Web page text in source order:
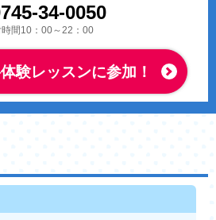
34-0050
時間10：00～22：00
験レッスンに参加！